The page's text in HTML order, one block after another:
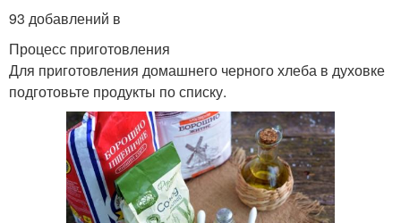
93 добавлений в
Процесс приготовления
Для приготовления домашнего черного хлеба в духовке
подготовьте продукты по списку.